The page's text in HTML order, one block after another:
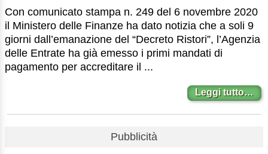
Con comunicato stampa n. 249 del 6 novembre 2020
il Ministero delle Finanze ha dato notizia che a soli 9
giorni dall’emanazione del “Decreto Ristori”, l’Agenzia
delle Entrate ha già emesso i primi mandati di
pagamento per accreditare il ...
Leggi tutto…
Pubblicità